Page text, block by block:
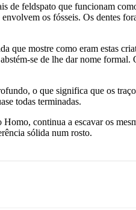
de feldspato que funcionam
os fósseis. Os dentes
que mostre como eram estas
se de lhe dar nome formal.
o que significa que os
todas terminadas.
continua a escavar os
sólida num rosto.